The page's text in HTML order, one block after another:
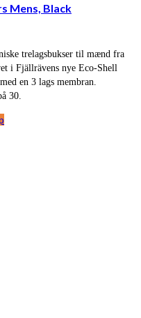
Mens, Black
trelagsbukser til mænd fra
i Fjällrävens nye Eco-Shell
en 3 lags membran.
30.